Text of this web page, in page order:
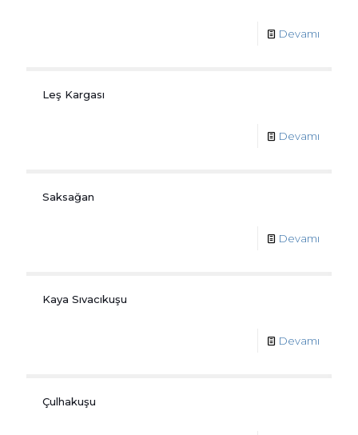
Devamı
Leş Kargası
Devamı
Saksağan
Devamı
Kaya Sıvacıkuşu
Devamı
Çulhakuşu